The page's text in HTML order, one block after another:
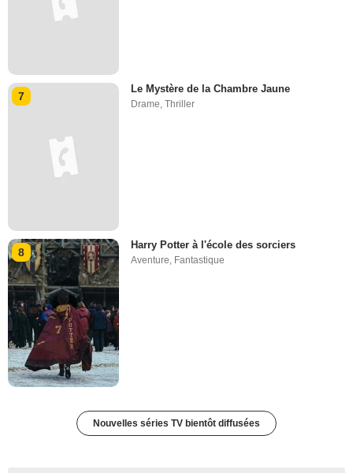
7
Le Mystère de la Chambre Jaune
Drame ,Thriller
8
Harry Potter à l'école des sorciers
Aventure, Fantastique
Nouvelles séries TV bientôt diffusées